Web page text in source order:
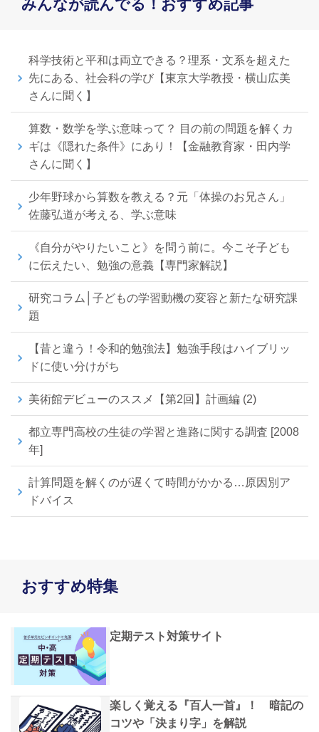
みんなが読んでる！おすすめ記事
科学技術と平和は両立できる？理系・文系を超えた
先にある、社会科の学び【東京大学教授・横山広美
さんに聞く】
算数・数学を学ぶ意味って？ 目の前の問題を解くカ
ギは《隠れた条件》にあり！【金融教育家・田内学
さんに聞く】
少年野球から算数を教える？元「体操のお兄さん」
佐藤弘道が考える、学ぶ意味
《自分がやりたいこと》を問う前に。今こそ子ども
に伝えたい、勉強の意義【専門家解説】
研究コラム│子どもの学習動機の変容と新たな研究課
題
【昔と違う！令和的勉強法】勉強手段はハイブリッ
ドに使い分けがち
美術館デビューのススメ【第2回】計画編 (2)
都立専門高校の生徒の学習と進路に関する調査 [2008
年]
計算問題を解くのが遅くて時間がかかる…原因別ア
ドバイス
おすすめ特集
定期テスト対策サイト
楽しく覚える『百人一首』！ 暗記の
コツや「決まり字」を解説